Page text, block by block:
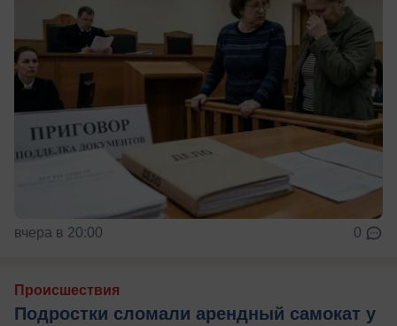
вчера в 20:00 0
Происшествия
Подростки сломали арендный самокат у